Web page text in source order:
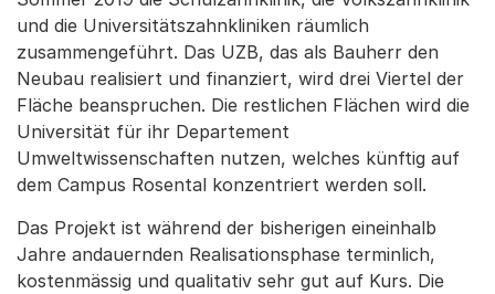
und die Universitätszahnkliniken räumlich
zusammengeführt. Das UZB, das als Bauherr den
Neubau realisiert und finanziert, wird drei Viertel der
Fläche beanspruchen. Die restlichen Flächen wird die
Universität für ihr Departement
Umweltwissenschaften nutzen, welches künftig auf
dem Campus Rosental konzentriert werden soll.
Das Projekt ist während der bisherigen eineinhalb
Jahre andauernden Realisationsphase terminlich,
kostenmässig und qualitativ sehr gut auf Kurs. Die